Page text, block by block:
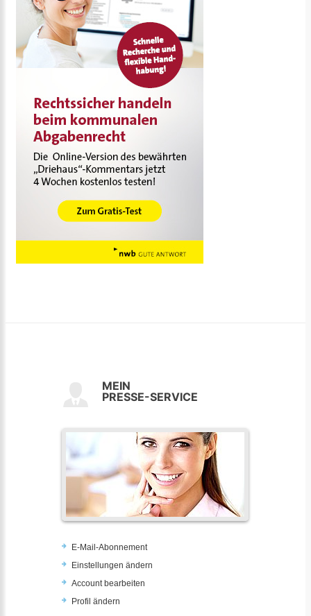
MEIN
PRESSE-SERVICE
E-Mail-Abonnement
Einstellungen ändern
Account bearbeiten
Profil ändern